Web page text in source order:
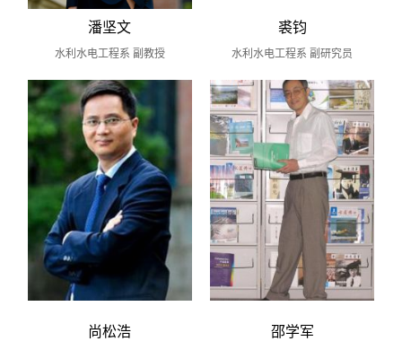
潘坚文
水利水电工程系 副教授
裘钧
水利水电工程系 副研究员
尚松浩 邵学军